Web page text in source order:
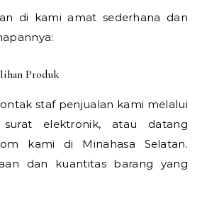
di kami amat sederhana dan
Produk
staf penjualan kami melalui
elektronik, atau datang
kami di Minahasa Selatan.
dan kuantitas barang yang